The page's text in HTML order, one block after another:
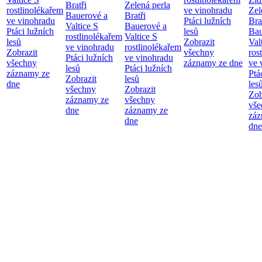
rostlinolékařem
ve vinohradu
Ptáci lužních
lesů
Zobrazit
všechny
záznamy ze
dne
Bratři
Bauerové a
Valtice S
rostlinolékařem
ve vinohradu
Ptáci lužních
lesů
Zobrazit
všechny
záznamy ze
dne
Zelená perla
Bratři
Bauerové a
Valtice S
rostlinolékařem
ve vinohradu
Ptáci lužních
lesů
Zobrazit
všechny
záznamy ze
dne
ve vinohradu
Ptáci lužních
lesů
Zobrazit
všechny
záznamy ze dne ve
dne